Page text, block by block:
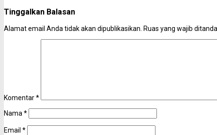
Tinggalkan Balasan
Alamat email Anda tidak akan dipublikasikan. Ruas yang wajib
Komentar*
Nama *
Email *